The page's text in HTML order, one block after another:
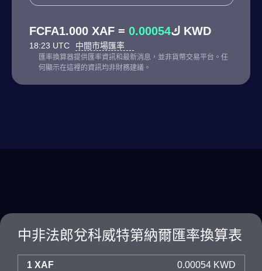
FCFA1.000 XAF = ك0.00054 KWD
18:23 UTC 中間市場匯率
匯率換算器提供匯率資訊和最新消息，並非貨幣交易平台。任
何顯示在這裡的資訊均非財務建議。
中非法郎兌科威特第納爾匯率換算表
1 XAF 0.00054 KWD